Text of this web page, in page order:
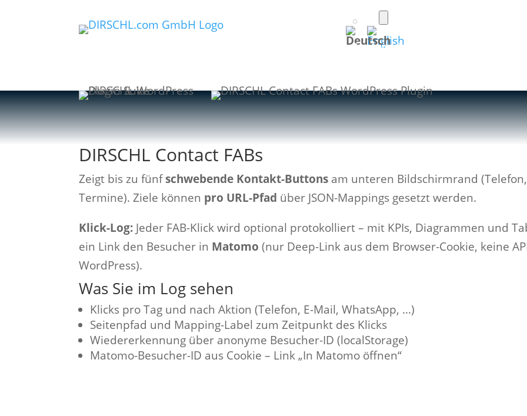
light/dark
mode
(Deutsch)
Apps
DIRSCHL Contact FABs
Zeigt bis zu fünfschwebende Kontakt-Buttons am unteren Bildschirmrand
Termine). Ziele können pro URL-Pfad über JSON-Mappings gesetzt werden.
Klick-Log: Jeder FAB-Klick wird optional protokolliert – mit KPIs, Diagrammen und
ein Link den Besucher in Matomo (nur Deep-Link aus dem Browser-Cookie, keine
WordPress).
Was Sie im Log sehen
Klicks pro Tag und nach Aktion (Telefon, E-Mail, WhatsApp, …)
Seitenpfad und Mapping-Label zum Zeitpunkt des Klicks
Wiedererkennung über anonyme Besucher-ID (localStorage)
Matomo-Besucher-ID aus Cookie – Link „In Matomo öffnen“